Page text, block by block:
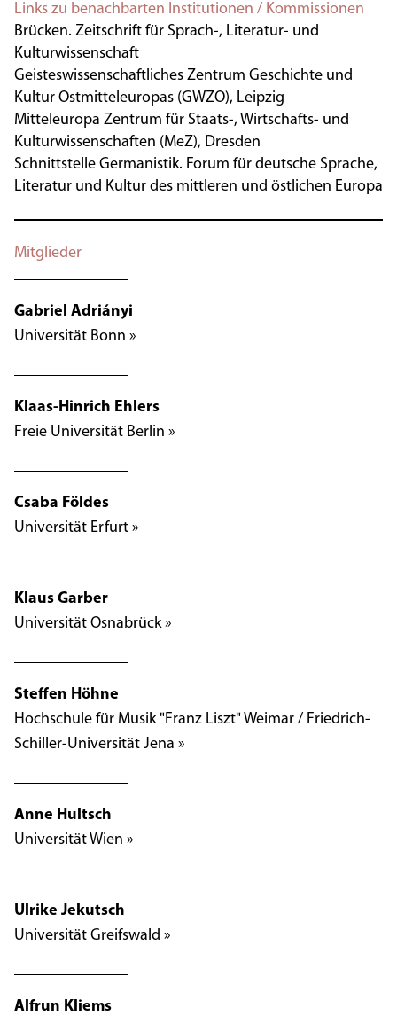
Links zu benachbarten Institutionen / Kommissionen
Brücken. Zeitschrift für Sprach-, Literatur- und
Kulturwissenschaft
Geisteswissenschaftliches Zentrum Geschichte und
Kultur Ostmitteleuropas (GWZO), Leipzig
Mitteleuropa Zentrum für Staats-, Wirtschafts- und
Kulturwissenschaften (MeZ), Dresden
Schnittstelle Germanistik. Forum für deutsche Sprache,
Literatur und Kultur des mittleren und östlichen Europa
Mitglieder
Gabriel Adriányi
Universität Bonn »
Klaas-Hinrich Ehlers
Freie Universität Berlin »
Csaba Földes
Universität Erfurt »
Klaus Garber
Universität Osnabrück »
Steffen Höhne
Hochschule für Musik "Franz Liszt" Weimar / Friedrich-
Schiller-Universität Jena »
Anne Hultsch
Universität Wien »
Ulrike Jekutsch
Universität Greifswald »
Alfrun Kliems